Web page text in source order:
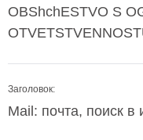
OBShchESTVO S
Заголовок:
Mail: почта, поиск в